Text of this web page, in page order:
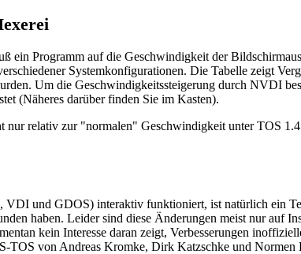
ein Programm auf die Geschwindigkeit der
Systemkonfigurationen. Die Tabelle zeigt
Um die Geschwindigkeitssteigerung durch NVDI
(Näheres darüber finden Sie im Kasten).
relativ zur "normalen" Geschwindigkeit unter TOS
VDI und GDOS) interaktiv funktioniert, ist natürlich ein
haben. Leider sind diese Änderungen meist nur auf
kein Interesse daran zeigt, Verbesserungen
TOS von Andreas Kromke, Dirk Katzschke und